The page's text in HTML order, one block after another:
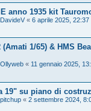
anno 1935 kit
DavideV « 6 aprile 2025, 22:37
1/65) & HMS
Ollyweb « 11 gennaio 2025,
19" su piano di
pitchup « 2 settembre 2024,